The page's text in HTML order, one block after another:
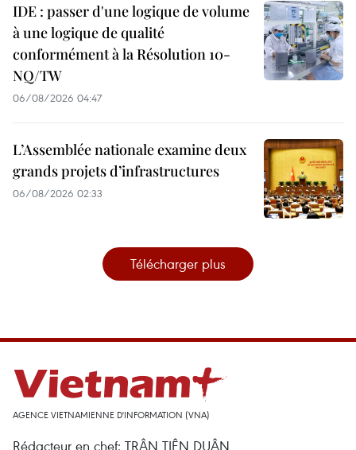
IDE : passer d'une logique de volume
à une logique de qualité
conformément à la Résolution 10-
NQ/TW
06/08/2026 04:47
L’Assemblée nationale examine deux
grands projets d’infrastructures
06/08/2026 02:33
Télécharger plus
AGENCE VIETNAMIENNE D'INFORMATION (VNA)
Rédacteur en chef: TRÂN TIÊN DUÂN